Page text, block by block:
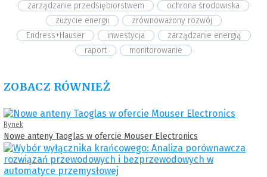
zarządzanie przedsiębiorstwem
ochrona środowiska
zużycie energii
zrównoważony rozwój
Endress+Hauser
inwestycja
zarządzanie energią
raport
monitorowanie
ZOBACZ RÓWNIEŻ
Rynek
Nowe anteny Taoglas w ofercie Mouser Electronics